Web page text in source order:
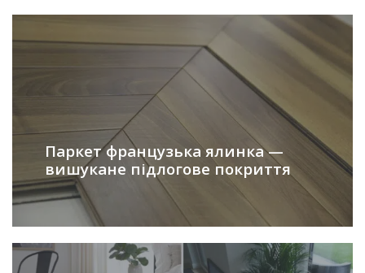
Паркет французька ялинка —
вишукане підлогове покриття